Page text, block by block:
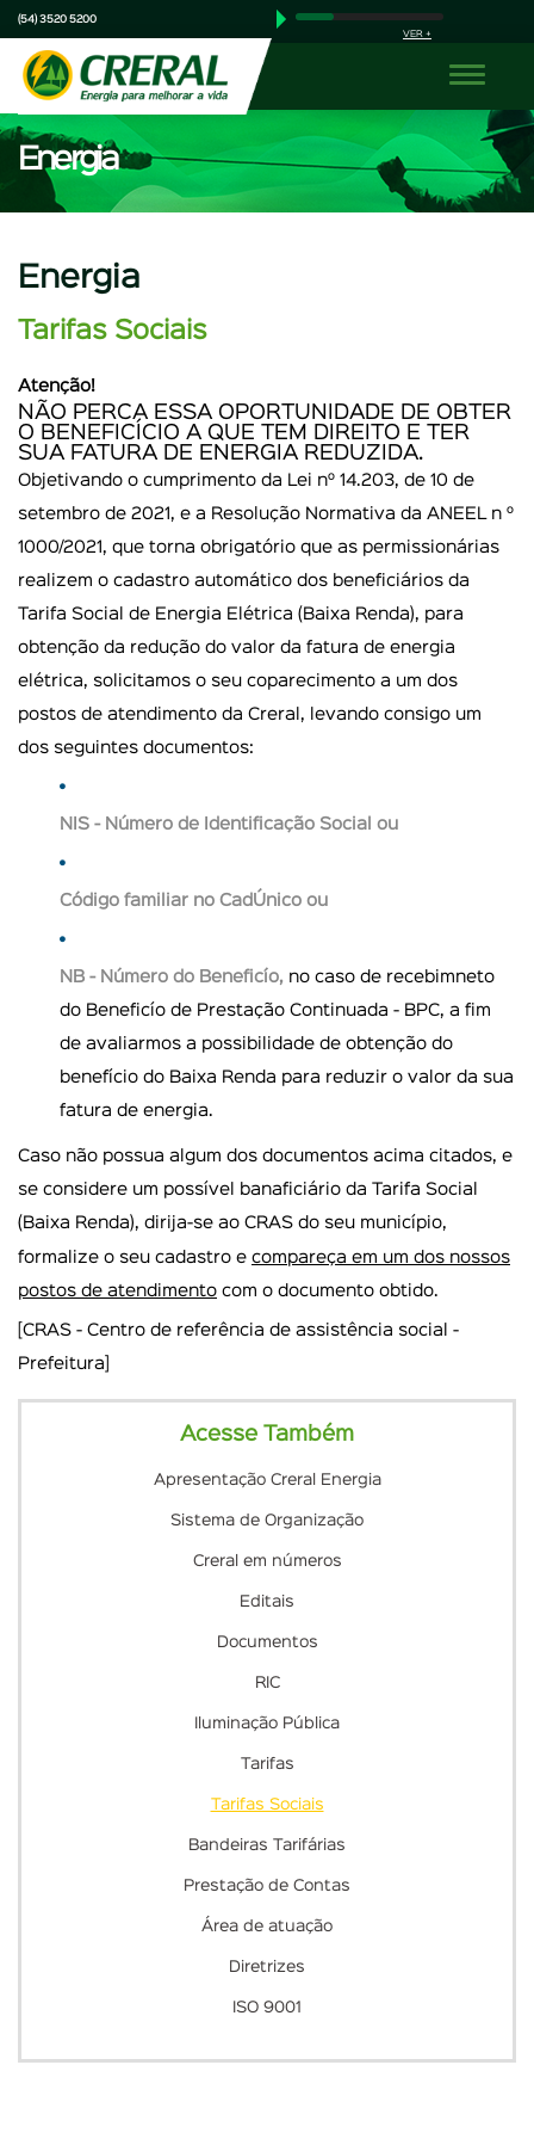
(54) 3520 5200
VER +
Geração e Desenvolvimento
Telecom
Interrupções de energia em tempo real
Novidades
AGÊNCIA VIRTUAL
Energia
Energia
Tarifas Sociais
Atenção!
NÃO PERCA ESSA OPORTUNIDADE DE OBTER
O BENEFICÍCIO A QUE TEM DIREITO E TER
SUA FATURA DE ENERGIA REDUZIDA.
Objetivando o cumprimento da Lei nº 14.203, de 10 de
setembro de 2021, e a Resolução Normativa da ANEEL n º
1000/2021, que torna obrigatório que as permissionárias
realizem o cadastro automático dos beneficiários da
Tarifa Social de Energia Elétrica (Baixa Renda), para
obtenção da redução do valor da fatura de energia
elétrica, solicitamos o seu coparecimento a um dos
postos de atendimento da Creral, levando consigo um
dos seguintes documentos:
NIS - Número de Identificação Social ou
Código familiar no CadÚnico ou
NB - Número do Beneficío, no caso de recebimneto
do Beneficío de Prestação Continuada - BPC, a fim
de avaliarmos a possibilidade de obtenção do
benefício do Baixa Renda para reduzir o valor da sua
fatura de energia.
Caso não possua algum dos documentos acima citados, e
se considere um possível banaficiário da Tarifa Social
(Baixa Renda), dirija-se ao CRAS do seu município,
formalize o seu cadastro e compareça em um dos nossos
postos de atendimento com o documento obtido.
[CRAS - Centro de referência de assistência social -
Prefeitura]
Acesse Também
Apresentação Creral Energia
Sistema de Organização
Creral em números
Editais
Documentos
RIC
Iluminação Pública
Tarifas
Tarifas Sociais
Bandeiras Tarifárias
Prestação de Contas
Área de atuação
Diretrizes
ISO 9001